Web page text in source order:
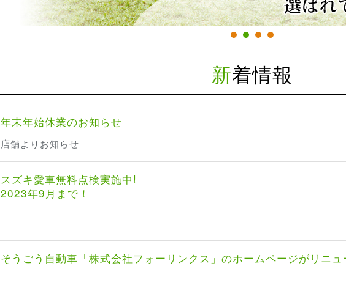
新着情報
年末年始休業のお知らせ
店舗よりお知らせ
スズキ愛車無料点検実施中!
2023年9月まで！
そうごう自動車「株式会社フォーリンクス」のホームページがリニュ